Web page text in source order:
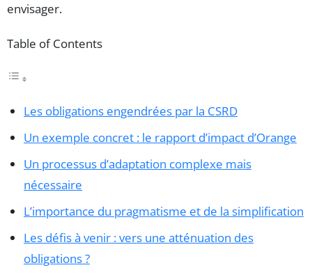
envisager.
Table of Contents
Les obligations engendrées par la CSRD
Un exemple concret : le rapport d’impact d’Orange
Un processus d’adaptation complexe mais
nécessaire
L’importance du pragmatisme et de la simplification
Les défis à venir : vers une atténuation des
obligations ?